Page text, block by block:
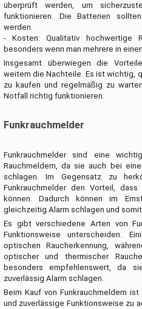
überprüft werden, um
funktionieren. Die Batterien
werden.
- Kosten: Qualitativ hochwertige
besonders wenn man mehrere in
Insgesamt überwiegen die
weitem die Nachteile. Es ist wichtig,
zu kaufen und regelmäßig zu
Notfall richtig funktionieren.
Funkrauchmelder
Funkrauchmelder sind eine
Rauchmeldern, da sie auch bei
schlagen. Im Gegensatz zu
Funkrauchmelder den Vorteil,
können. Dadurch können im
gleichzeitig Alarm schlagen und
Es gibt verschiedene Arten von
Funktionsweise unterscheiden.
optischen Raucherkennung,
optischer und thermischer
besonders empfehlenswert, da
zuverlässig Alarm schlagen.
Beim Kauf von Funkrauchmeldern
und zuverlässige Funktionsweise zu